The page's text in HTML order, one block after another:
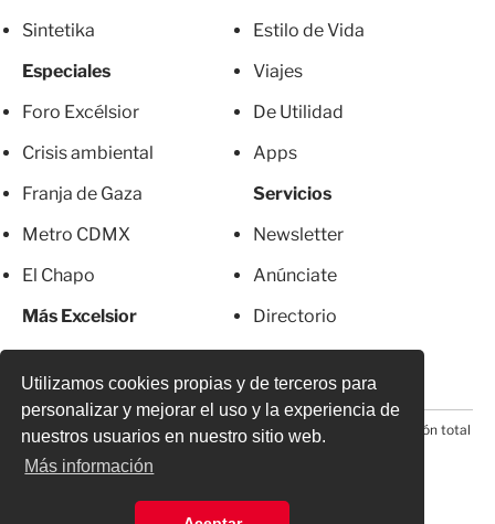
Utilizamos cookies propias y de terceros para
personalizar y mejorar el uso y la experiencia de
nuestros usuarios en nuestro sitio web.
Más información
Sintetika
Especiales
Foro Excélsior
Crisis ambiental
Franja de Gaza
Metro CDMX
El Chapo
Más Excelsior
Estilo de Vida
Viajes
De Utilidad
Apps
Servicios
Newsletter
Anúnciate
Directorio
© 2026 Todos los derechos reservados. Prohibida la reproducción total
o parcial, incluyendo cualquier medio electrónico*